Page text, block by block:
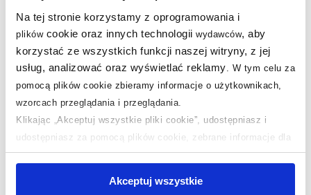
Na tej stronie korzystamy z oprogramowania i
plikówcookie oraz innych technologii wydawców, aby
korzystać ze wszystkich funkcji naszej witryny, z jej
usług, analizować oraz wyświetlać reklamy
W tym celu za
pomocą plików cookie zbieramy informacje o użytkownikach,
wzorcach przeglądania i przeglądania.
Klikając „Akceptuj wszystkie pliki cookie”, udostępniasz i
udostępniasz za pomocą plików cookie, zebrane informacje dla
użytkowników zewnętrznych, a także nasi partnerzy reklamowi.
jednak, że zablokowane niektóre pliki cookie mogą mieć wpływ
Akceptuj wszystkie